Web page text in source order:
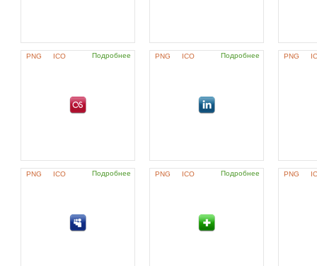
PNG ICO Подробнее PNG ICO Подробнее PNG
PNG ICO Подробнее PNG ICO Подробнее PNG